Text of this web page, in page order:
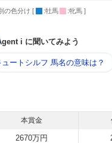
の色分け [ :牡馬 :牝馬 ]
i に聞いてみよう
ュートシルフ 馬名の意味は？
本賞金
2670万円